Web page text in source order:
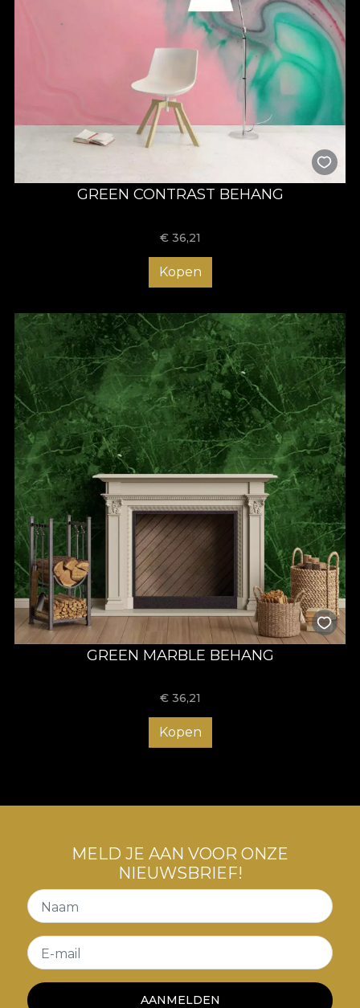
GREEN CONTRAST BEHANG
€ 36,21
Kopen
GREEN MARBLE BEHANG
€ 36,21
Kopen
MELD JE AAN VOOR ONZE
NIEUWSBRIEF!
Naam
E-mail
AANMELDEN